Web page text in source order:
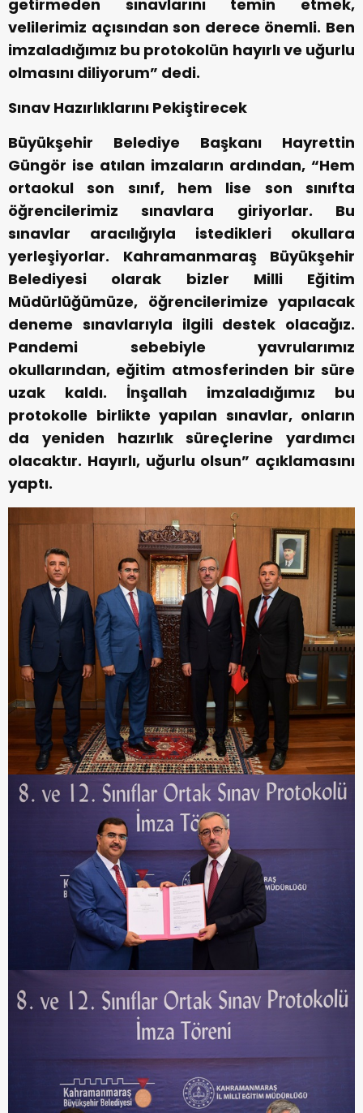
getirmeden sınavlarını temin etmek,
velilerimiz açısından son derece önemli. Ben
imzaladığımız bu protokolün hayırlı ve uğurlu
olmasını diliyorum” dedi.
Sınav Hazırlıklarını Pekiştirecek
Büyükşehir Belediye Başkanı Hayrettin
Güngör ise atılan imzaların ardından, “Hem
ortaokul son sınıf, hem lise son sınıfta
öğrencilerimiz sınavlara giriyorlar. Bu
sınavlar aracılığıyla istedikleri okullara
yerleşiyorlar. Kahramanmaraş Büyükşehir
Belediyesi olarak bizler Milli Eğitim
Müdürlüğümüze, öğrencilerimize yapılacak
deneme sınavlarıyla ilgili destek olacağız.
Pandemi sebebiyle yavrularımız
okullarından, eğitim atmosferinden bir süre
uzak kaldı. İnşallah imzaladığımız bu
protokolle birlikte yapılan sınavlar, onların
da yeniden hazırlık süreçlerine yardımcı
olacaktır. Hayırlı, uğurlu olsun” açıklamasını
yaptı.